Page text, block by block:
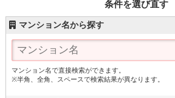
条件を選び直す
マンション名から探す
マンション名で直接検索ができます。
※半角、全角、スペースで検索結果が異なります。